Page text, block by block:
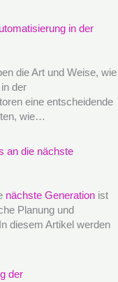
in der
die Art und Weise, wie
der
eine entscheidende
wie…
an die nächste
nächste Generation ist
Planung und
diesem Artikel werden
der